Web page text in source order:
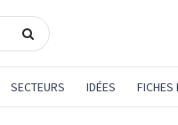
SECTEURS IDÉES FICHES